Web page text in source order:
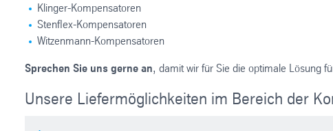
Klinger-Kompensatoren
Stenflex-Kompensatoren
Witzenmann-Kompensatoren
Sprechen Sie uns gerne an, damit wir für Sie die optimale Lösung
Unsere Liefermöglichkeiten im Bereich der